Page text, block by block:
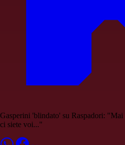
Gasperini 'blindato' su Raspadori:
ci siete voi..."